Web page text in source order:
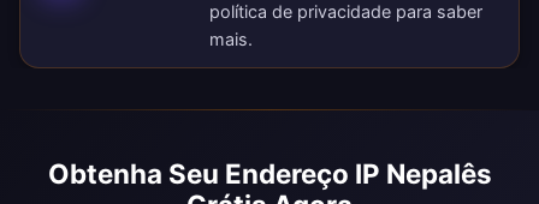
política de privacidade para saber
mais.
Obtenha Seu Endereço IP Nepalês